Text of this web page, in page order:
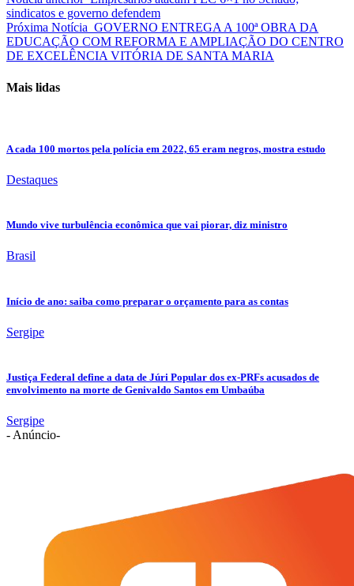
sindicatos e governo defendem
Próxima Notícia GOVERNO ENTREGA A 100ª OBRA DA
EDUCAÇÃO COM REFORMA E AMPLIAÇÃO DO CENTRO
DE EXCELÊNCIA VITÓRIA DE SANTA MARIA
Mais lidas
A cada 100 mortos pela polícia em 2022, 65 eram negros, mostra estudo
Destaques
Mundo vive turbulência econômica que vai piorar, diz ministro
Brasil
Início de ano: saiba como preparar o orçamento para as contas
Sergipe
Justiça Federal define a data de Júri Popular dos ex-PRFs acusados de
envolvimento na morte de Genivaldo Santos em Umbaúba
Sergipe
- Anúncio-